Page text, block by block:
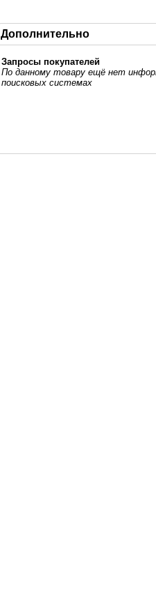
Дополнительно
Запросы покупателей
По данному товару ещё нет
поисковых системах